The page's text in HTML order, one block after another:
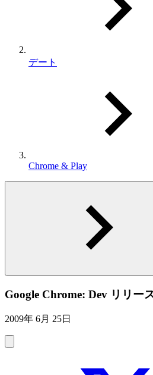
デート
Chrome & Play
Google Chrome: Dev リリー
2009年 6月 25日